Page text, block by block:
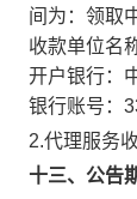
间为：领取
收款单位名
开户银行：
银行账号：
2.代理服务
十三、公告